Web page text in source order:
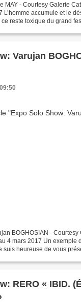
- Courtesy Galerie
L’homme accumule et le
reste toxique du grand
BOGHOSIAN - Courtesy
4 mars 2017 Un exemple
suis heureuse de vous
RERO « IBID.